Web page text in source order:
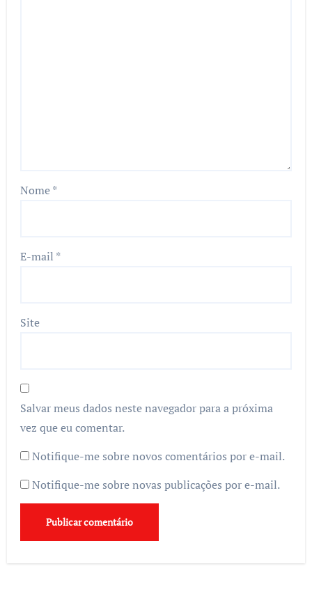
Nome*
E-mail *
Site
Salvar meus dados neste navegador para a próxima
vez que eu comentar.
Notifique-me sobre novos comentários por e-mail.
Notifique-me sobre novas publicações por e-mail.